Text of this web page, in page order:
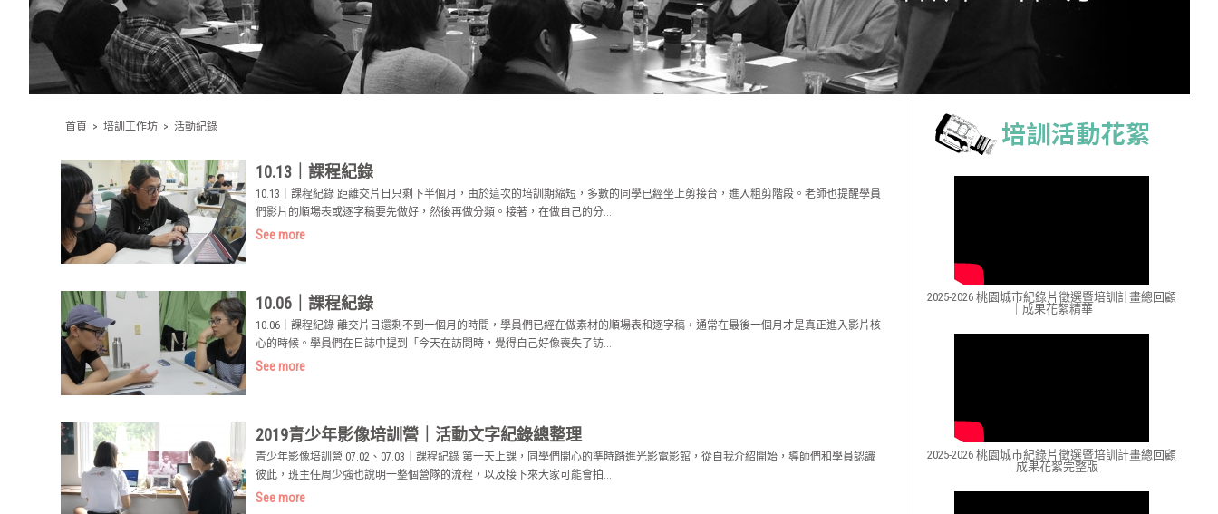
首頁 > 培訓工作坊> 活動紀錄
10.13｜課程紀錄
10.13｜課程紀錄 距離交片日只剩下半個月，由於這次的培訓期縮短，多數的同學已經坐上剪接台，進入粗剪階段。老師也提醒學員
們影片的順場表或逐字稿要先做好，然後再做分類。接著，在做自己的分...
See more
10.06｜課程紀錄
10.06｜課程紀錄 離交片日還剩不到一個月的時間，學員們已經在做素材的順場表和逐字稿，通常在最後一個月才是真正進入影片核
心的時候。學員們在日誌中提到「今天在訪問時，覺得自己好像喪失了訪...
See more
2019青少年影像培訓營｜活動文字紀錄總整理
青少年影像培訓營 07.02、07.03｜課程紀錄 第一天上課，同學們開心的準時踏進光影電影館，從自我介紹開始，導師們和學員認識
彼此，班主任周少強也說明一整個營隊的流程，以及接下來大家可能會拍...
See more
2025-2026 桃園城市紀錄片徵選暨培訓計畫總回顧
｜成果花絮精華
2025-2026 桃園城市紀錄片徵選暨培訓計畫總回顧
｜成果花絮完整版